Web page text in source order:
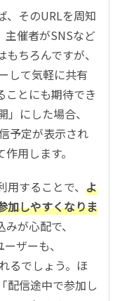
、そのURLを周知
主催者がSNSなど
ちろんですが、
して気軽に共有
ことにも期待でき
にした場合、
予定が表示され
用します。
することで、 よ
加しやすくなりま
が心配で、
ザーも、
るでしょう。ほ
配信途中で参加し